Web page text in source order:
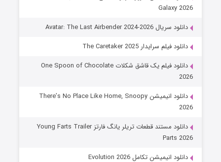
Galaxy 2026
دانلود سریال Avatar: The Last Airbender 2024-2026
دانلود فیلم سرایدار The Caretaker 2025
دانلود فیلم یک قاشق شکلات One Spoon of Chocolate
2026
دانلود انیمیشن There’s No Place Like Home, Snoopy
2026
دانلود مستند قطعات تریلر یانگ فارتز Young Farts Trailer
Parts 2026
دانلود انیمیشن تکامل Evolution 2026